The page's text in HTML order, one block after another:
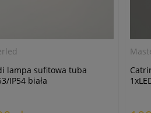
lampa sufitowa tuba
IP54 biała